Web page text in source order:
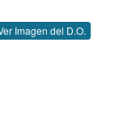
Imagen del D.O.